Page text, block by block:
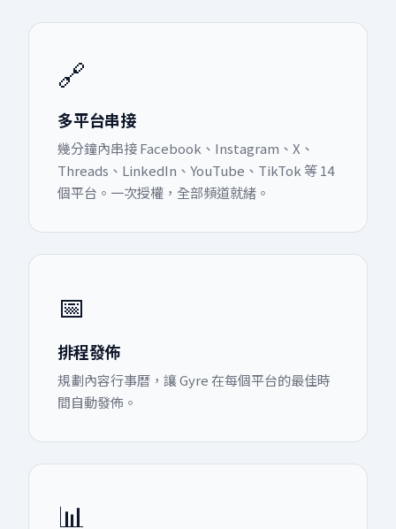
🔗
多平台串接
幾分鐘內串接 Facebook、Instagram、X、
Threads、LinkedIn、YouTube、TikTok 等 14
個平台。一次授權，全部頻道就緒。
📅
排程發佈
規劃內容行事曆，讓 Gyre 在每個平台的最佳時
間自動發佈。
📊